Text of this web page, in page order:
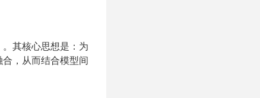
其核心思想是：为
，从而结合模型间